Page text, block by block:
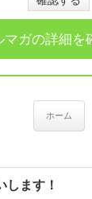
マガの詳細を
ホーム
します！